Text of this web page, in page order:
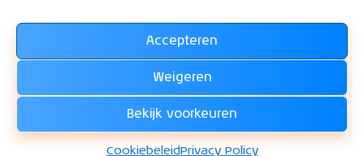
Accepteren
Weigeren
Bekijk voorkeuren
Cookiebeleid Privacy Policy
Lees alles over het lidmaatschap van de KLM Aeroclub
WORD LID !!!
© 2026. Alle rechten voorbehouden.